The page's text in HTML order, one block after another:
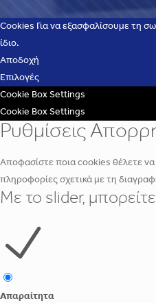
Cookies Για να εξασφαλίσουμε τη
ίδιο.
Αποδοχή
Επιλογές
Cookie Box Settings
Cookie Box Settings
Ρυθμίσεις
Αποφασίστε ποια cookies θέλετε να
πληροφορίες σχετικά με τη
Με το slider,
Απαραίτητα